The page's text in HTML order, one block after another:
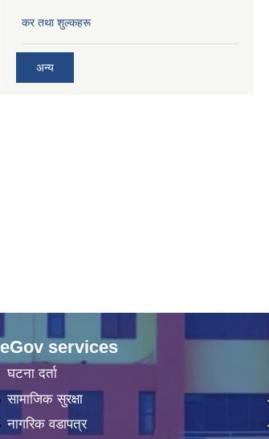
कर तथा शुल्कहरू
अन्य
eGov services
घटना दर्ता
सामाजिक सुरक्षा
नागरिक वडापत्र